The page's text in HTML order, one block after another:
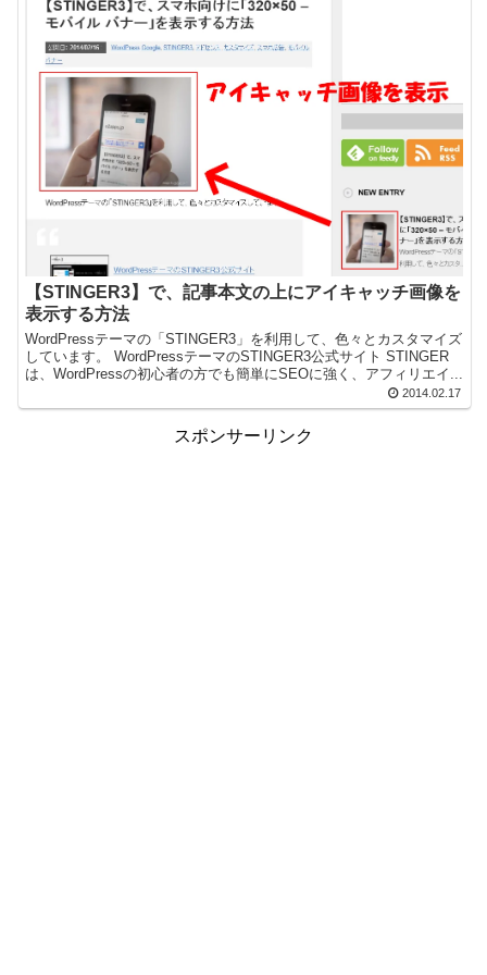
【STINGER3】で、記事本文の上にアイキャッチ画像を
表示する方法
WordPressテーマの「STINGER3」を利用して、色々とカスタマイズ
しています。 WordPressテーマのSTINGER3公式サイト STINGER
は、WordPressの初心者の方でも簡単にSEOに強く、アフィリエイ...
2014.02.17
スポンサーリンク